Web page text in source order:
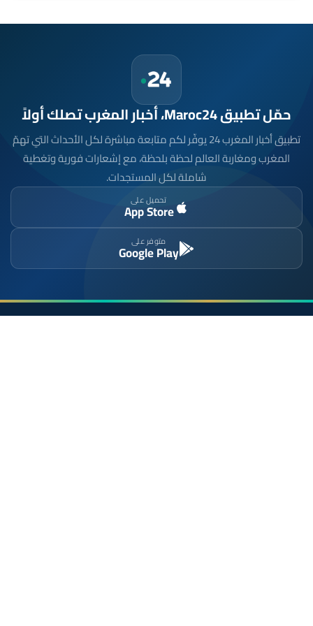
حمّل تطبيق Maroc24، أخبار المغرب تصلك أولاً
تطبيق أخبار المغرب 24 يوفّر لكم متابعة مباشرة لكل الأحداث التي تهمّ
المغرب ومغاربة العالم لحظة بلحظة، مع إشعارات فورية وتغطية
شاملة لكل المستجدات.
تحميل على
App Store
متوفر على
Google Play